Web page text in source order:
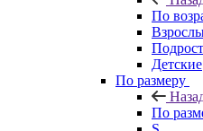
По
Детские
По размеру
По